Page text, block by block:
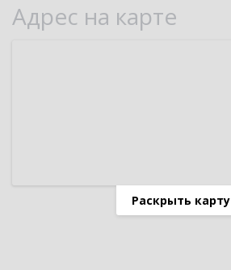
Адрес на карте
Раскрыть карту